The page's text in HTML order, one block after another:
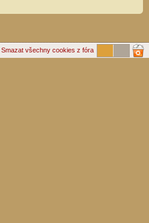
Smazat všechny cookies z fóra